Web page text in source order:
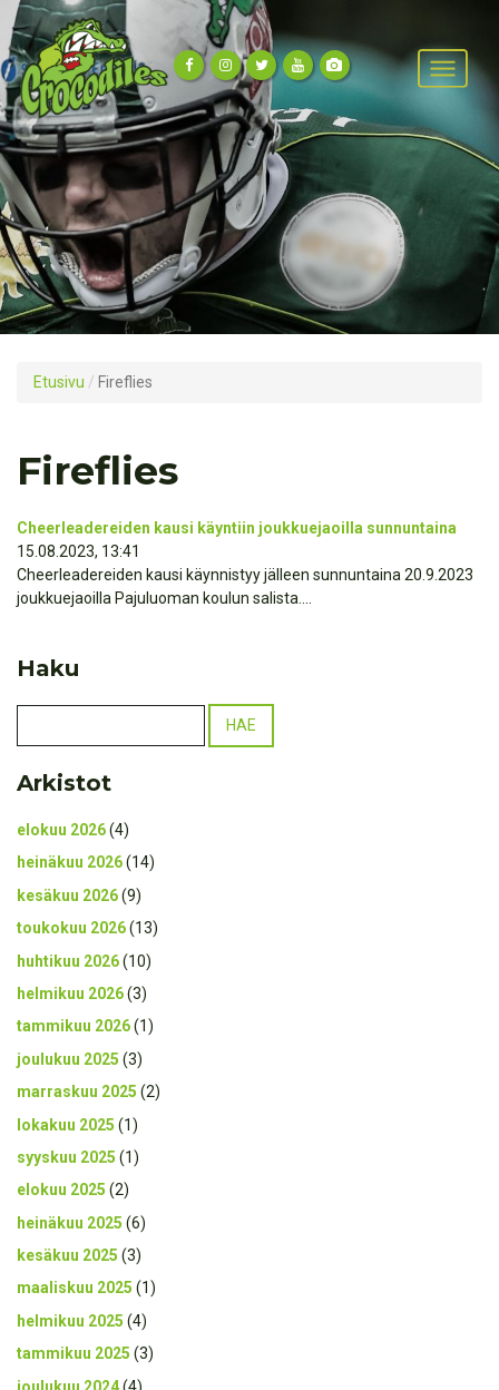
Etusivu / Fireflies
Fireflies
Cheerleadereiden kausi käyntiin joukkuejaoilla sunnuntaina
15.08.2023, 13:41
Cheerleadereiden kausi käynnistyy jälleen sunnuntaina 20.9.2023
joukkuejaoilla Pajuluoman koulun salista....
Haku
Arkistot
elokuu 2026(4)
heinäkuu 2026(14)
kesäkuu 2026(9)
toukokuu 2026(13)
huhtikuu 2026(10)
helmikuu 2026(3)
tammikuu 2026(1)
joulukuu 2025 (3)
marraskuu 2025 (2)
lokakuu 2025 (1)
syyskuu 2025 (1)
elokuu 2025 (2)
heinäkuu 2025 (6)
kesäkuu 2025 (3)
maaliskuu 2025 (1)
helmikuu 2025 (4)
tammikuu 2025 (3)
joulukuu 2024(4)